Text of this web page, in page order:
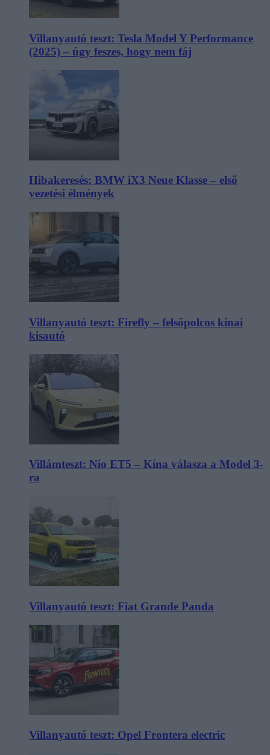
Villanyautó teszt: Tesla Model Y Performance
(2025) – úgy feszes, hogy nem fáj
Hibakeresés: BMW iX3 Neue Klasse – első
vezetési élmények
Villanyautó teszt: Firefly – felsőpolcos kínai
kisautó
Villámteszt: Nio ET5 – Kína válasza a Model 3-
ra
Villanyautó teszt: Fiat Grande Panda
Villanyautó teszt: Opel Frontera electric